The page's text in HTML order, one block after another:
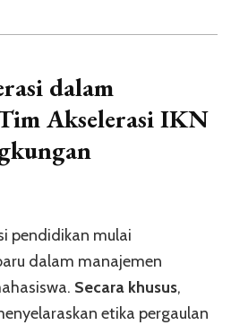
dalam
Akselerasi IKN
pendidikan mulai
dalam manajemen
Secara khusus,
etika pergaulan